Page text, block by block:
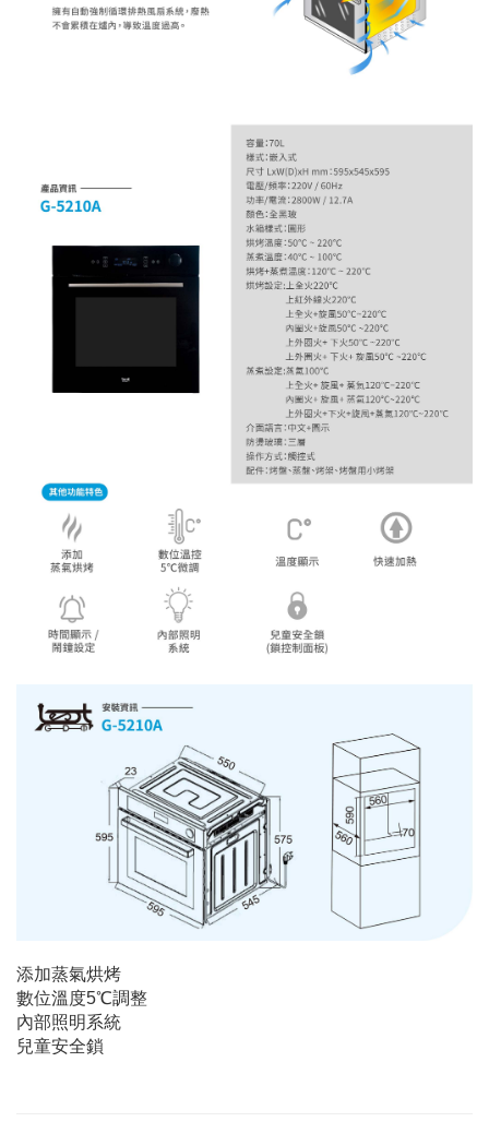
添加蒸氣烘烤
數位溫度5℃調整
內部照明系統
兒童安全鎖